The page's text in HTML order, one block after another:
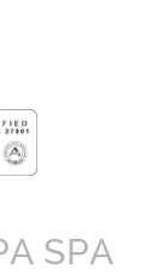
SPA